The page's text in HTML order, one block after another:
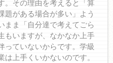
。その理由を考えると「算
題がある場合が多い」よう
まま「自分達で考えてごら
もいますが、なかなか上手
っていないからです。学級
上手くいかないのです。